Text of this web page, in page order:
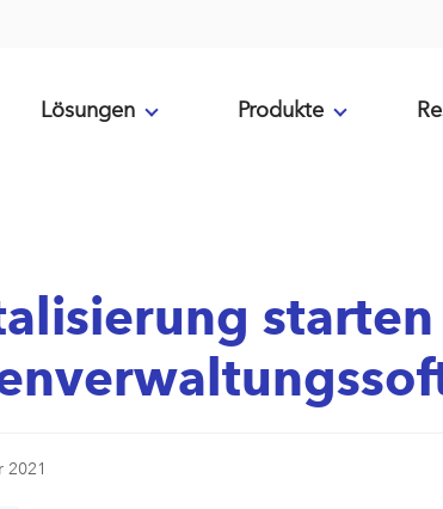
Lösungen Produkte
2021